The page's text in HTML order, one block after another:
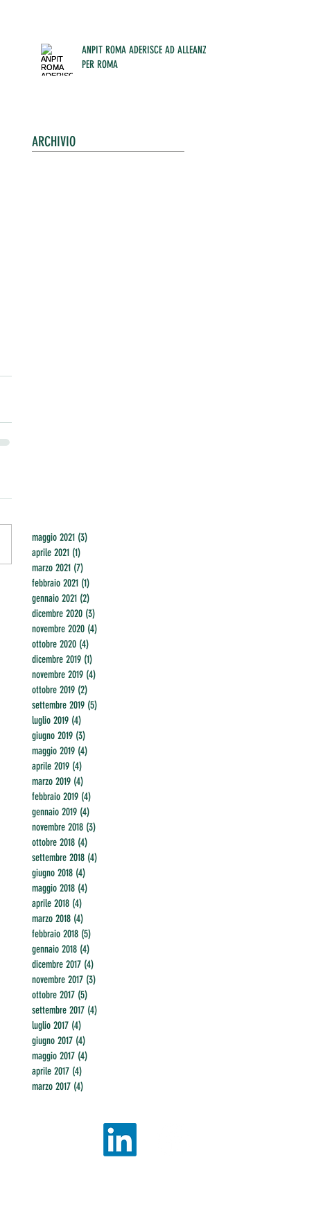
ANPIT ROMA ADERISCE AD ALLEANZA
PER ROMA
ARCHIVIO
maggio 2021 (3)
aprile 2021 (1)
marzo 2021 (7)
febbraio 2021 (1)
gennaio 2021 (2)
dicembre 2020 (3)
novembre 2020 (4)
ottobre 2020 (4)
dicembre 2019 (1)
novembre 2019 (4)
ottobre 2019 (2)
settembre 2019 (5)
luglio 2019 (4)
giugno 2019 (3)
maggio 2019 (4)
aprile 2019 (4)
marzo 2019 (4)
febbraio 2019 (4)
gennaio 2019 (4)
novembre 2018 (3)
ottobre 2018 (4)
settembre 2018 (4)
giugno 2018 (4)
maggio 2018 (4)
aprile 2018 (4)
marzo 2018 (4)
febbraio 2018 (5)
gennaio 2018 (4)
dicembre 2017 (4)
novembre 2017 (3)
ottobre 2017 (5)
settembre 2017 (4)
luglio 2017 (4)
giugno 2017 (4)
maggio 2017 (4)
aprile 2017 (4)
marzo 2017 (4)